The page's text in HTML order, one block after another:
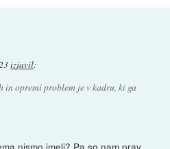
izjavil:
in opremi problem je v kadru, ki ga
nismo imeli? Pa so nam prav